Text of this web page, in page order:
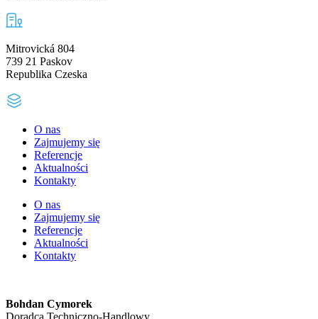
Mitrovická 804
739 21 Paskov
Republika Czeska
O nas
Zajmujemy się
Referencje
Aktualności
Kontakty
O nas
Zajmujemy się
Referencje
Aktualności
Kontakty
Bohdan Cymorek
Doradca Techniczno-Handlowy